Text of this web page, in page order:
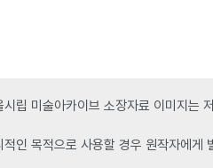
시립 미술아카이브 소장자료 이미지는
적인 목적으로 사용할 경우 원작자에게